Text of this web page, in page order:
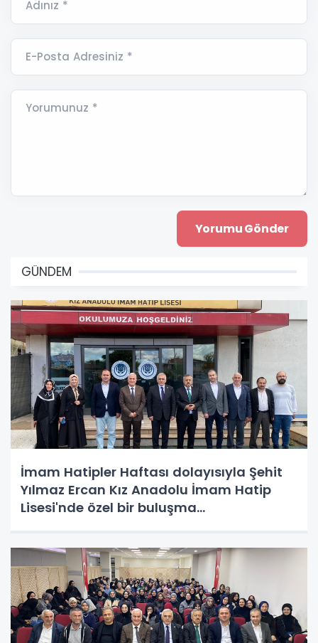
Adınız *
E-Posta Adresiniz *
Yorumunuz *
GÜNDEM
İmam Hatipler Haftası dolayısıyla Şehit
Yılmaz Ercan Kız Anadolu İmam Hatip
Lisesi'nde özel bir buluşma